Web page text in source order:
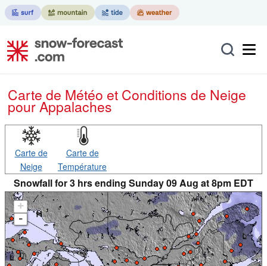
Carte de Météo et Conditions de Neige
pour Appalaches
Carte de
Neige
Carte de
Température
Snowfall for 3 hrs ending Sunday 09 Aug at 8pm EDT
+
-